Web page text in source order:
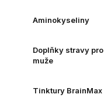
Aminokyseliny
Doplňky stravy pro
muže
Tinktury BrainMax